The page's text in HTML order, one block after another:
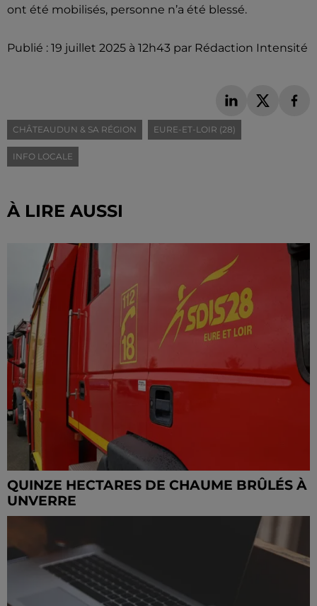
ont été mobilisés, personne n’a été blessé.
Publié : 19 juillet 2025 à 12h43 par Rédaction Intensité
CHÂTEAUDUN & SA RÉGION EURE-ET-LOIR (28)
INFO LOCALE
À LIRE AUSSI
QUINZE HECTARES DE CHAUME BRÛLÉS À
UNVERRE